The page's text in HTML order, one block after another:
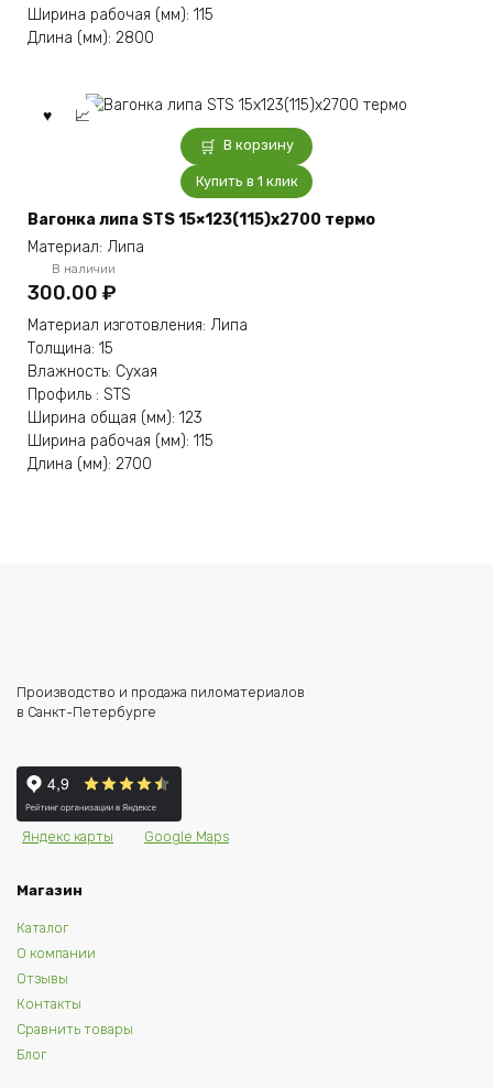
Ширина рабочая (мм): 115
Длина (мм): 2800
В корзину
Купить в 1 клик
Вагонка липа STS 15×123(115)x2700 термо
Материал: Липа
В наличии
300.00 ₽
Материал изготовления: Липа
Толщина: 15
Влажность: Сухая
Профиль : STS
Ширина общая (мм): 123
Ширина рабочая (мм): 115
Длина (мм): 2700
Производство и продажа пиломатериалов
в Санкт-Петербурге
Яндекс карты Google Maps
Магазин
Каталог
О компании
Отзывы
Контакты
Сравнить товары
Блог